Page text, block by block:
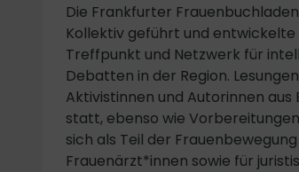
Die Frankfurter
Kollektiv geführt und
Treffpunkt und Netzwerk für
Debatten in der Region.
Aktivistinnen und Autorinnen aus
statt, ebenso wie
sich als Teil der
Frauenärzt*innen sowie für